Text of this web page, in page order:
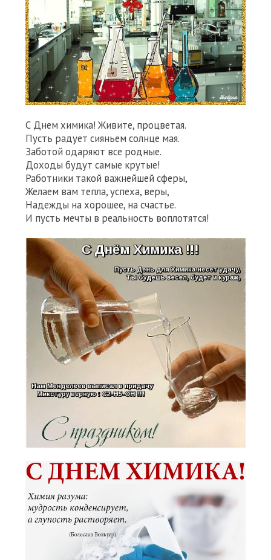
С Днем химика! Живите, процветая.
Пусть радует сияньем солнце мая.
Заботой одаряют все родные.
Доходы будут самые крутые!
Работники такой важнейшей сферы,
Желаем вам тепла, успеха, веры,
Надежды на хорошее, на счастье.
И пусть мечты в реальность воплотятся!